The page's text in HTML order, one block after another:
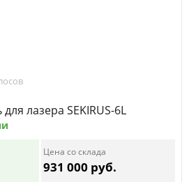
лазера SEKIRUS-6L
Цена со склада
931 000 руб.